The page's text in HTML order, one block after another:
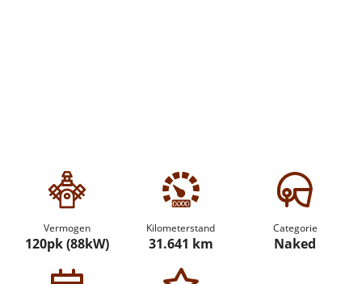
Vermogen
120pk (88kW)
Kilometerstand
31.641 km
Categorie
Naked